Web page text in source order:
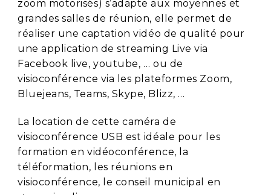
zoom motorisés) s’adapte aux moyennes et
grandes salles de réunion, elle permet de
réaliser une captation vidéo de qualité pour
une application de streaming Live via
Facebook live, youtube, … ou de
visioconférence via les plateformes Zoom,
Bluejeans, Teams, Skype, Blizz, …
La location de cette caméra de
visioconférence USB est idéale pour les
formation en vidéoconférence, la
téléformation, les réunions en
visioconférence, le conseil municipal en